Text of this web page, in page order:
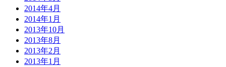
2014年4月
2014年1月
2013年10月
2013年8月
2013年2月
2013年1月